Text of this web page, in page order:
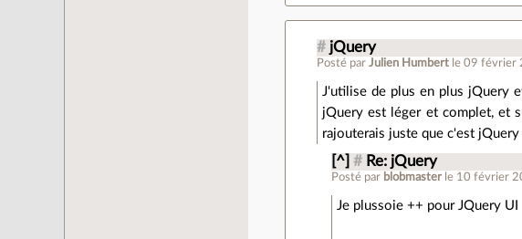
# jQuery
Posté parJulien Humbert le 09 février
J'utilise de plus en plus jQuery
jQuery est léger et complet, et
rajouterais juste que c'est
[^] # Re: jQuery
Posté par blobmaster le 10 février
Je plussoie ++ pour JQuery UI